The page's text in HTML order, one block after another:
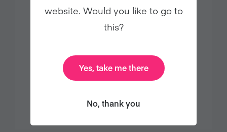
DECADENTE TARTA DE
website. Would you like to go to
this?
Yes, take me there
No, thank you